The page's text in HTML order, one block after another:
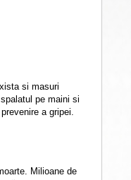
si masuri
pe maini si
a gripei.
Milioane de